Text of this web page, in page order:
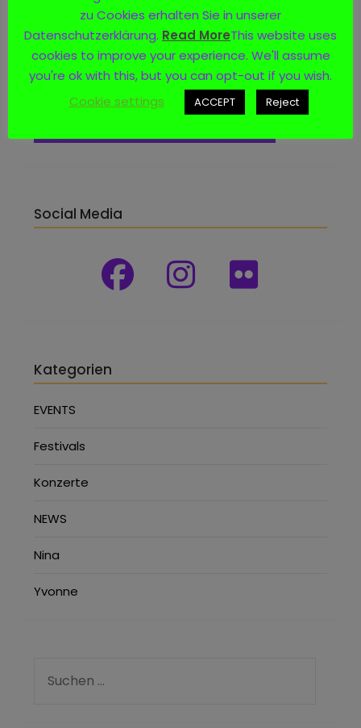
Social Media
Kategorien
EVENTS
Festivals
Konzerte
NEWS
Nina
Yvonne
zu Cookies erhalten Sie in unserer
Datenschutzerklärung. Read MoreThis website uses
cookies to improve your experience. We'll assume
you're ok with this, but you can opt-out if you wish.
Cookie settings
ACCEPT Reject